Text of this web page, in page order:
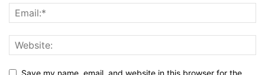
Save my name, email, and website in this browser for the